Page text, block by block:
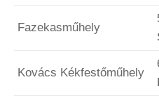
Fazekasműhely
Kovács Kékfestőműhely